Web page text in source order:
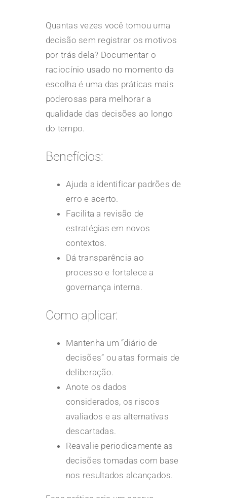
Quantas vezes você tomou uma
decisão sem registrar os motivos
por trás dela? Documentar o
raciocínio usado no momento da
escolha é uma das práticas mais
poderosas para melhorar a
qualidade das decisões ao longo
do tempo.
Benefícios:
Ajuda a identificar padrões de
erro e acerto.
Facilita a revisão de
estratégias em novos
contextos.
Dá transparência ao
processo e fortalece a
governança interna.
Como aplicar:
Mantenha um “diário de
decisões” ou atas formais de
deliberação.
Anote os dados
considerados, os riscos
avaliados e as alternativas
descartadas.
Reavalie periodicamente as
decisões tomadas com base
nos resultados alcançados.